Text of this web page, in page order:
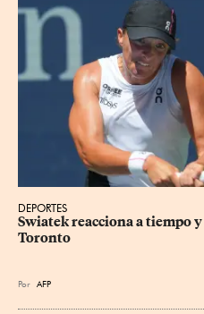
DEPORTES
Swiatek reacciona a tiempo
Toronto
Por AFP